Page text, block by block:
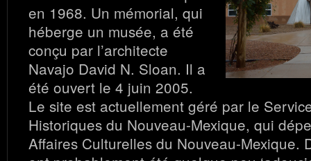
en 1968. Un mémorial, qui
héberge un musée, a été
conçu par l’architecte
Navajo David N. Sloan. Il a
été ouvert le 4 juin 2005.
Le site est actuellement géré par le
Historiques du Nouveau-Mexique, qui
Affaires Culturelles du Nouveau-Mexique.